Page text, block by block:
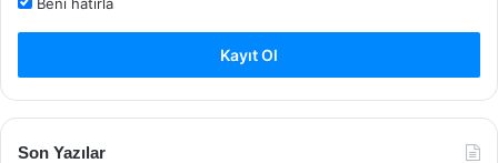
Kayıt Ol
Son Yazılar